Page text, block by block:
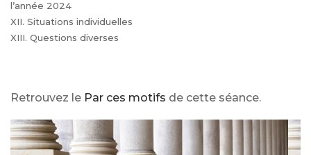
l’année 2024
XII. Situations individuelles
XIII. Questions diverses
Retrouvez le Par ces motifs de cette séance.